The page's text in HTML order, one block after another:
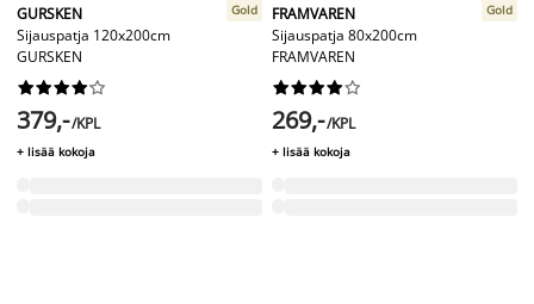
GURSKEN
Sijauspatja 120x200cm
GURSKEN
Gold






379,-/KPL
+ lisää kokoja
FRAMVAREN
Sijauspatja 80x200cm
FRAMVAREN
Gold






269,-/KPL
+ lisää kokoja